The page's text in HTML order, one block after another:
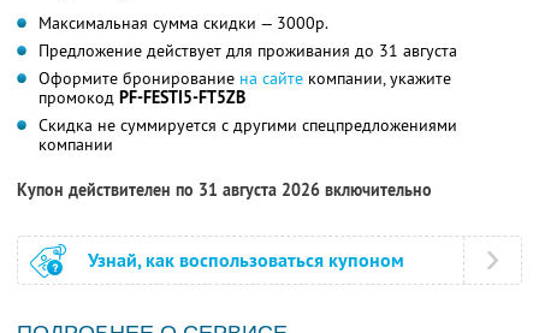
Максимальная сумма скидки — 3000р.
Предложение действует для проживания до 31 августа
Оформите бронирование на сайте компании, укажите
промокод PF-FESTI5-FT5ZB
Скидка не суммируется с другими спецпредложениями
компании
Купон действителен по 31 августа 2026 включительно
Узнай, как воспользоваться купоном